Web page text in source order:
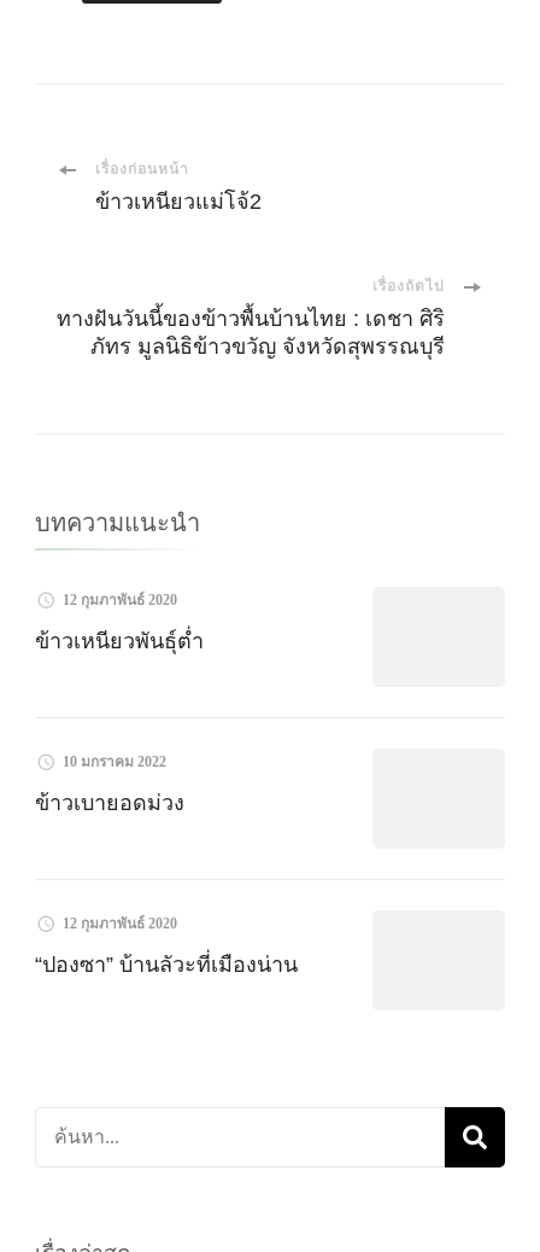
เมนู
ทาง
โพส
เรื่องก่อนหน้า
ข้าวเหนียวแม่โจ้2
เรื่องถัดไป
ทางฝันวันนี้ของข้าวพื้นบ้านไทย : เดชา ศิริ
ภัทร มูลนิธิข้าวขวัญ จังหวัดสุพรรณบุรี
บทความแนะนำ
12 กุมภาพันธ์ 2020
ข้าวเหนียวพันธุ์ต่ำ
10 มกราคม 2022
ข้าวเบายอดม่วง
12 กุมภาพันธ์ 2020
“ปองซา” บ้านลัวะที่เมืองน่าน
ค้นหา
เกี่ยว